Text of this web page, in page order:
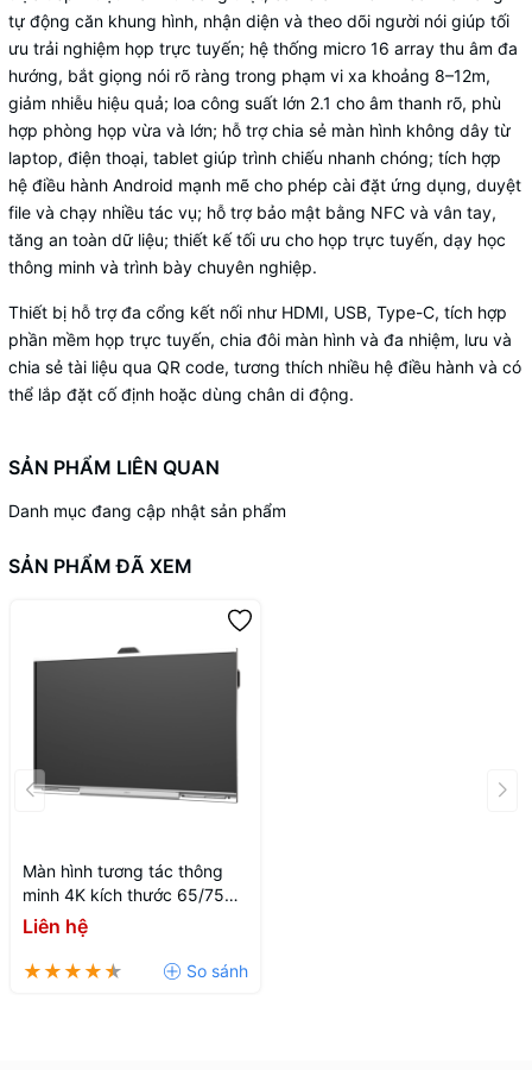
Thiết kế
Khung vỏ kim loại và mặt kính cường lực
chống chói
Nguồn cấp AC 100-240V
tự động căn khung hình, nhận diện và theo dõi người nói giúp tối
ưu trải nghiệm họp trực tuyến; hệ thống micro 16 array thu âm đa
hướng, bắt giọng nói rõ ràng trong phạm vi xa khoảng 8–12m,
giảm nhiễu hiệu quả; loa công suất lớn 2.1 cho âm thanh rõ, phù
hợp phòng họp vừa và lớn; hỗ trợ chia sẻ màn hình không dây từ
laptop, điện thoại, tablet giúp trình chiếu nhanh chóng; tích hợp
hệ điều hành Android mạnh mẽ cho phép cài đặt ứng dụng, duyệt
file và chạy nhiều tác vụ; hỗ trợ bảo mật bằng NFC và vân tay,
tăng an toàn dữ liệu; thiết kế tối ưu cho họp trực tuyến, dạy học
thông minh và trình bày chuyên nghiệp.
Thiết bị hỗ trợ đa cổng kết nối như HDMI, USB, Type-C, tích hợp
phần mềm họp trực tuyến, chia đôi màn hình và đa nhiệm, lưu và
chia sẻ tài liệu qua QR code, tương thích nhiều hệ điều hành và có
thể lắp đặt cố định hoặc dùng chân di động.
SẢN PHẨM LIÊN QUAN
Danh mục đang cập nhật sản phẩm
SẢN PHẨM ĐÃ XEM
Màn hình tương tác thông
minh 4K kích thước 65/75
inch DAHUA DHI-LPH75-
MC470-P-S2
Liên hệ